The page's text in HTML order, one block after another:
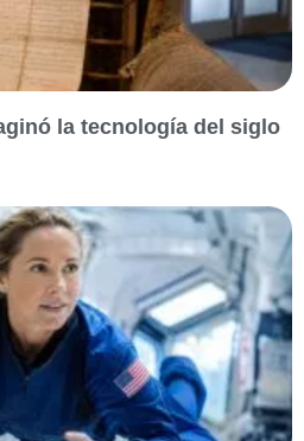
la tecnología del siglo